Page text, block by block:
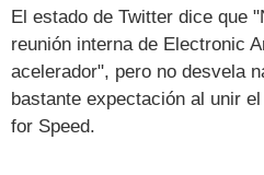
El estado de Twitter dice que
reunión interna de Electronic
acelerador", pero no desvela
bastante expectación al unir
for Speed.